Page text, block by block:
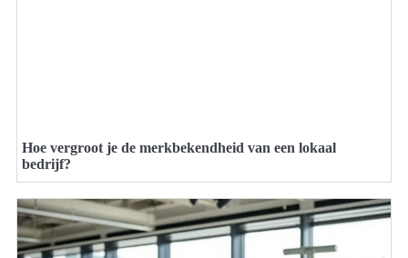
Hoe vergroot je de merkbekendheid van een lokaal
bedrijf?